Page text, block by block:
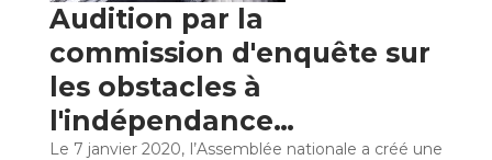
Audition par la
commission d'enquête sur
les obstacles à
l'indépendance…
Le 7 janvier 2020, l’Assemblée nationale a créé une